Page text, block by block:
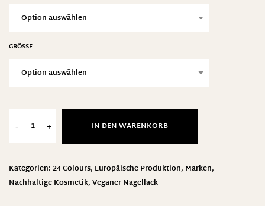
GRÖSSE
- + IN DEN WARENKORB
Kategorien:24 Colours, Europäische Produktion, Marken,
Nachhaltige Kosmetik,Veganer Nagellack